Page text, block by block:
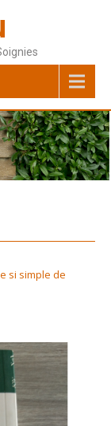
si simple de